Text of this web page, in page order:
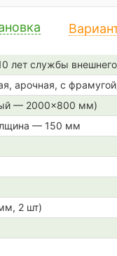
лет службы
арочная, с
— 2000×800 мм)
— 150 мм
2 шт)